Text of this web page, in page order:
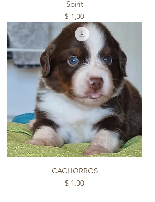
Spirit
Precio
$ 1,00
CACHORROS
Precio
$ 1,00